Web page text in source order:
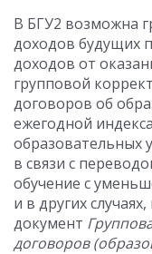
В БГУ2 возможна
доходов будущих
доходов от
групповой
договоров об
ежегодной
образовательных
в связи с
обучение с
и в других
документ
договоров